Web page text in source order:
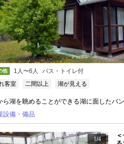
他 1人〜6人
バス・トイレ付
客室
二間以上 湖が見える
ら湖を眺めることができる湖に面したバ
設備・備品
1/4